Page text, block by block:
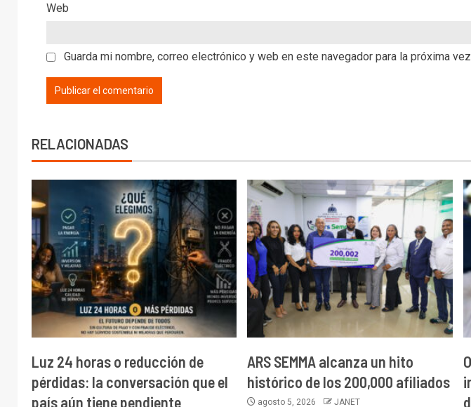
Web
Guarda mi nombre, correo electrónico y web en este navegador para la próxima
RELACIONADAS
Luz 24 horas o reducción de
pérdidas: la conversación que el
país aún tiene pendiente
ARS SEMMA alcanza un hito
histórico de los 200,000 afiliados
agosto 5, 2026 JANET